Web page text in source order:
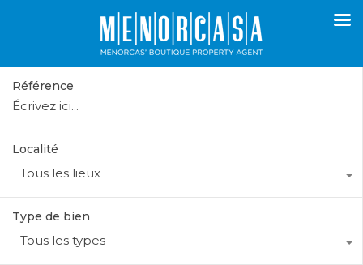
Référence
Localité
Tous les lieux
Type de bien
Tous les types